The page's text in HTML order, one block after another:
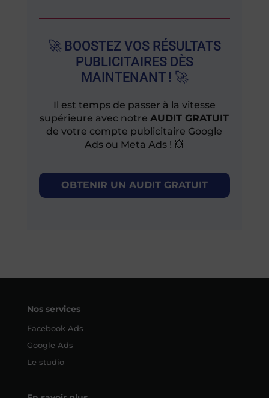
🚀 BOOSTEZ VOS RÉSULTATS
PUBLICITAIRES DÈS
MAINTENANT ! 🚀
Il est temps de passer à la vitesse
supérieure avec notreAUDIT GRATUIT
de votre compte publicitaire Google
Ads ou Meta Ads ! 💥
OBTENIR UN AUDIT GRATUIT
Nos services
Facebook Ads
Google Ads
Le studio